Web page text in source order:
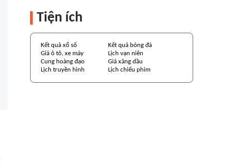
Tiện ích
Kết quả xổ số
Kết quả bóng đá
Giá ô tô, xe máy
Lịch vạn niên
Cung hoàng đạo
Giá xăng dầu
Lịch truyền hình
Lịch chiếu phim